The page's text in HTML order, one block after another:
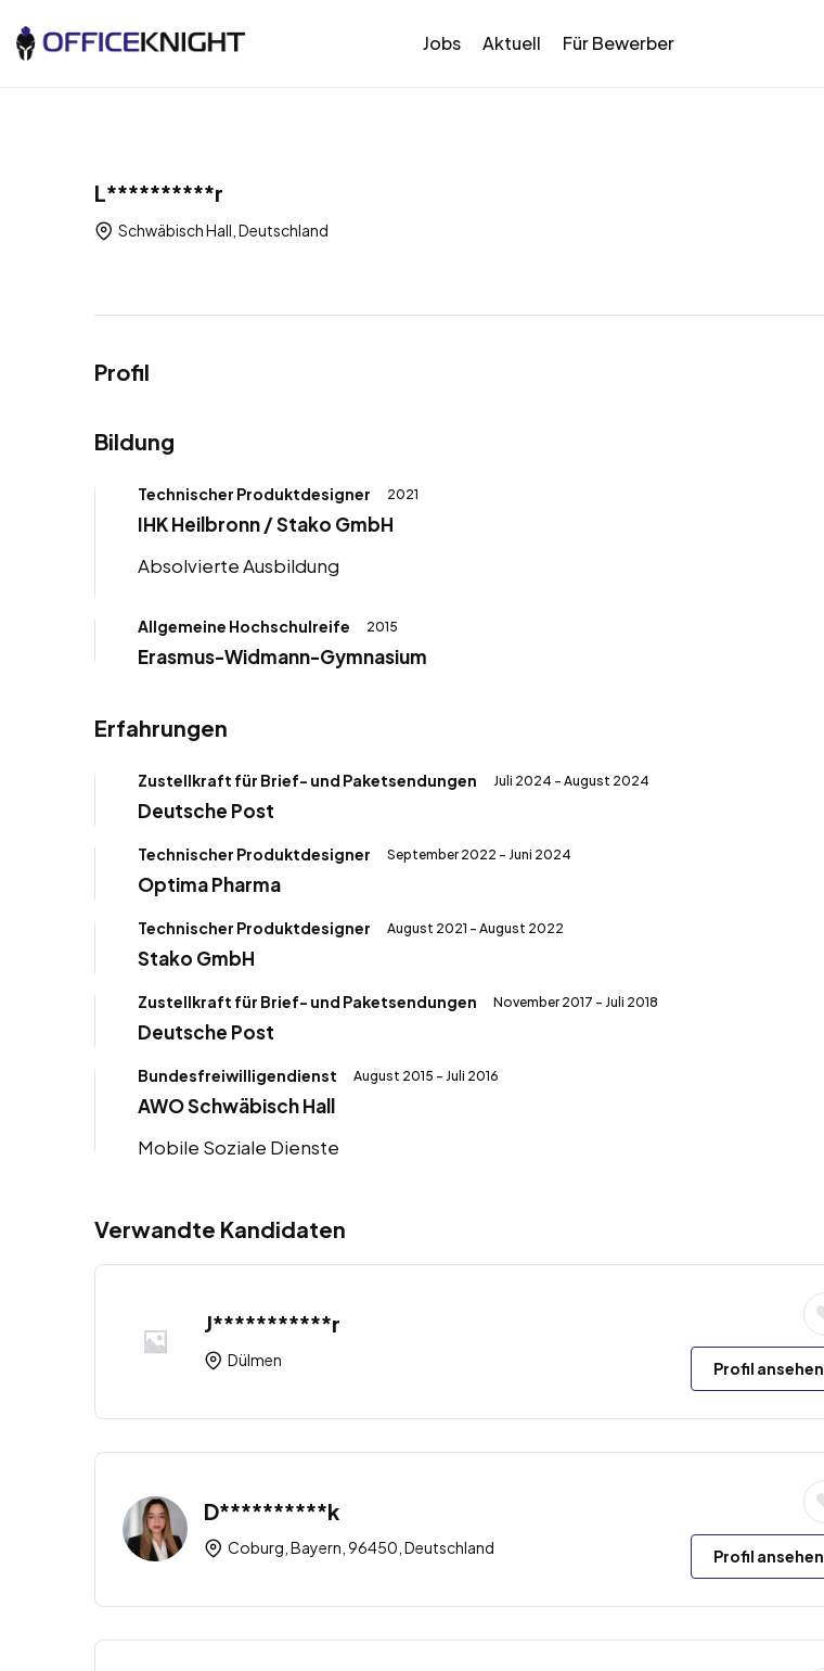
Jobs Aktuell Für Bewerber
L**********r
Schwäbisch Hall, Deutschland
Profil
Bildung
Technischer Produktdesigner 2021
IHK Heilbronn / Stako GmbH
Absolvierte Ausbildung
Allgemeine Hochschulreife 2015
Erasmus-Widmann-Gymnasium
Erfahrungen
Zustellkraft für Brief- und Paketsendungen Juli 2024 - August 2024
Deutsche Post
Technischer Produktdesigner September 2022 - Juni 2024
Optima Pharma
Technischer Produktdesigner August 2021 - August 2022
Stako GmbH
Zustellkraft für Brief- und Paketsendungen November 2017 - Juli 2018
Deutsche Post
Bundesfreiwilligendienst August 2015 - Juli 2016
AWO Schwäbisch Hall
Mobile Soziale Dienste
Verwandte Kandidaten
J***********r
Dülmen Profil ansehen
D**********k
Coburg, Bayern, 96450, Deutschland Profil ansehen